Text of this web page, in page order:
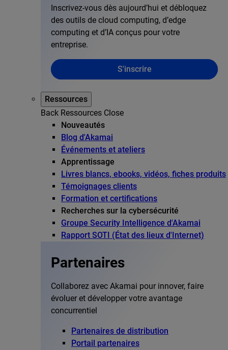
Inscrivez-vous dès aujourd’hui et débloquez
des outils de cloud computing, d’edge
computing et d’IA conçus pour votre
entreprise.
S'inscrire
Ressources
Back Ressources Close
Nouveautés
Blog d'Akamai
Événements et ateliers
Apprentissage
Livres blancs, ebooks, vidéos, fiches produits
Témoignages clients
Formation et certifications
Recherches sur la cybersécurité
Groupe Security Intelligence d'Akamai
Rapport SOTI (État des lieux d'Internet)
Partenaires
Collaborez avec Akamai pour innover, faire
évoluer et développer votre avantage
concurrentiel
Partenaires de distribution
Portail partenaires